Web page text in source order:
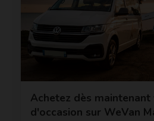
Achetez dès maintenant
d'occasion sur WeVan